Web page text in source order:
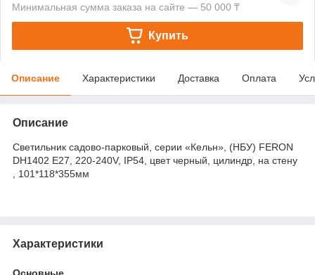
Минимальная сумма заказа на сайте — 50 000 ₸
Купить
Описание Характеристики Доставка Оплата
Описание
Светильник садово-парковый, серии «Кельн», (НБУ) FERON
DH1402 E27, 220-240V, IP54, цвет черный, цилиндр, на стену
, 101*118*355мм
Характеристики
Основные